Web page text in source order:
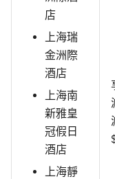
店
上海瑞
金洲際
酒店
上海南
新雅皇
冠假日
酒店
上海靜